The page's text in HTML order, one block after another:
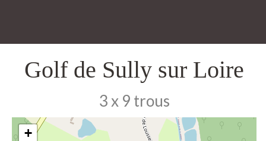
Golf de Sully sur Loire
3 x 9 trous
+